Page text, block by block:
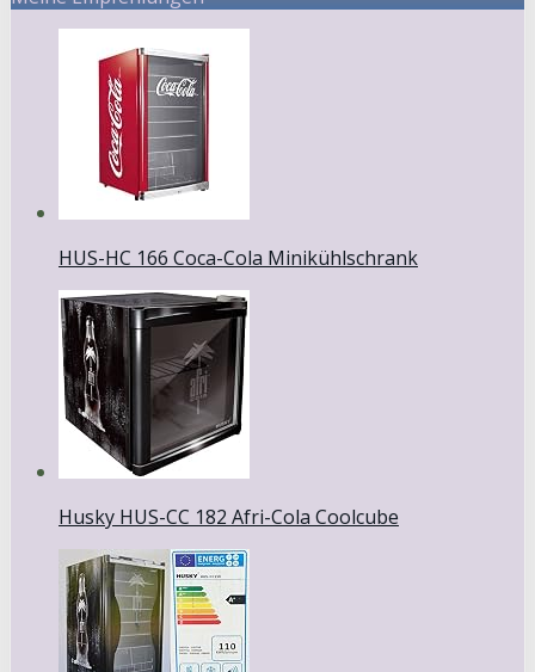
HUS-HC 166 Coca-Cola Minikühlschrank
Husky HUS-CC 182 Afri-Cola Coolcube